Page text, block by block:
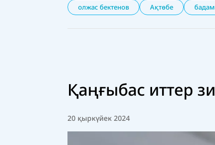
олжас бектенов Ақтөбе
Қаңғыбас иттер
20 қыркүйек 2024